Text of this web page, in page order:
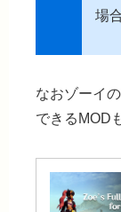
場
なおゾーイ
できるMOD